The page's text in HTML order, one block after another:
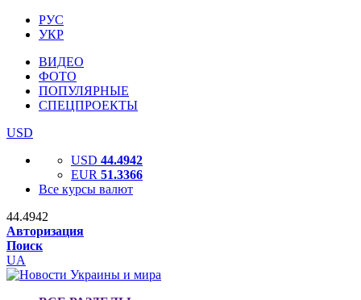
РУС
УКР
ВИДЕО
ФОТО
ПОПУЛЯРНЫЕ
СПЕЦПРОЕКТЫ
USD
USD 44.4942
EUR 51.3366
Все курсы валют
44.4942
Авторизация
Поиск
UA